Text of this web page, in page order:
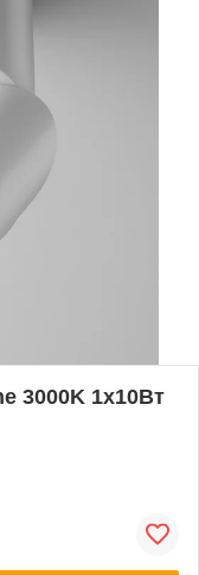
3000K 1x10Вт